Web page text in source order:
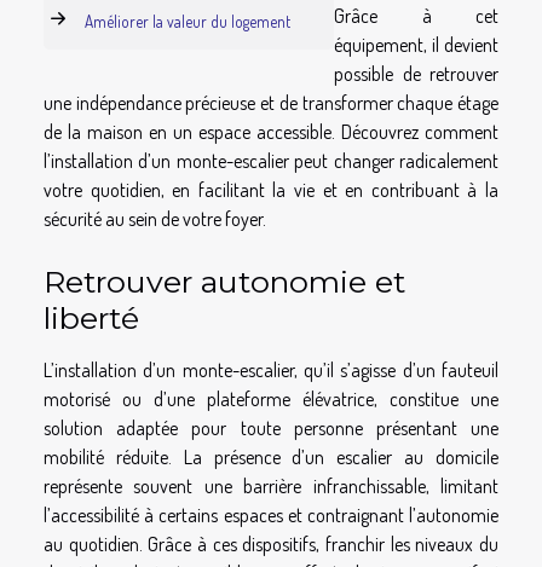
Améliorer la valeur du logement
Grâce à cet
équipement, il devient
possible de retrouver
une indépendance précieuse et de transformer chaque étage
de la maison en un espace accessible. Découvrez comment
l’installation d’un monte-escalier peut changer radicalement
votre quotidien, en facilitant la vie et en contribuant à la
sécurité au sein de votre foyer.
Retrouver autonomie et
liberté
L’installation d’un monte-escalier, qu’il s’agisse d’un fauteuil
motorisé ou d’une plateforme élévatrice, constitue une
solution adaptée pour toute personne présentant une
mobilité réduite. La présence d’un escalier au domicile
représente souvent une barrière infranchissable, limitant
l’accessibilité à certains espaces et contraignant l’autonomie
au quotidien. Grâce à ces dispositifs, franchir les niveaux du